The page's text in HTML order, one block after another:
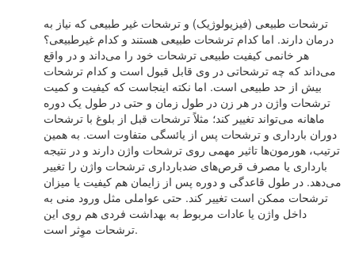
ترشحات طبیعی (فیزیولوژیک) و ترشحات غیر طبیعی که نیاز به
درمان دارند. اما کدام ترشحات طبیعی هستند و کدام غیرطبیعی؟
هر خانمی کیفیت طبیعی ترشحات خود را می‌داند و در واقع
می‌داند که چه ترشحاتی در وی قابل قبول است و کدام ترشحات
بیش از حد طبیعی است. اما نکته اینجاست که کیفیت و کمیت
ترشحات واژن در هر زن در طول زمان و حتی در طول یک دوره
ماهانه می‌تواند تغییر کند؛ مثلاً ترشحات قبل از بلوغ با ترشحات
دوران بارداری و ترشحات پس از یائسگی متفاوت است. به همین
ترتیب، هورمون‌ها تاثیر مهمی روی ترشحات واژن دارند و در نتیجه
بارداری یا مصرف قرص‌های ضدبارداری ترشحات واژن را تغییر
می‌دهد. در طول قاعدگی و دوره پس از زایمان هم کیفیت یا میزان
ترشحات ممکن است تغییر کند. حتی عواملی مثل ورود منی به
داخل واژن یا عادات مربوط به بهداشت فردی هم روی این
ترشحات موِ‌ثر است.